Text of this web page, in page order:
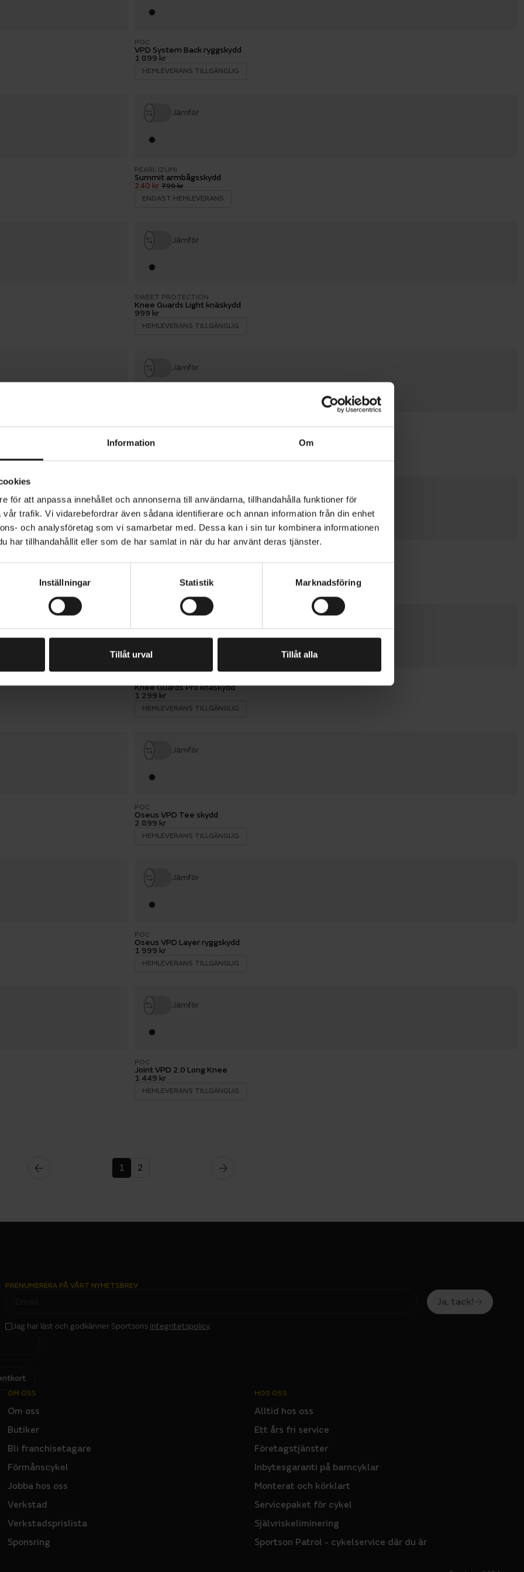
Information Om
för att anpassa innehållet och annonserna till användarna, tillhandahålla funktioner för
trafik. Vi vidarebefordrar även sådana identifierare och annan information från din enhet
och analysföretag som vi samarbetar med. Dessa kan i sin tur kombinera informationen
har tillhandahållit eller som de har samlat in när du har använt deras tjänster.
Inställningar Statistik Marknadsföring
Tillåt urval Tillåt alla
POC
VPD System Back ryggskydd
1 899 kr
HEMLEVERANS TILLGÄNGLIG
Jämför
PEARL IZUMI
Summit armbågsskydd
240 kr 799 kr
ENDAST HEMLEVERANS
Jämför
SWEET PROTECTION
Knee Guards Light knäskydd
999 kr
HEMLEVERANS TILLGÄNGLIG
Jämför
POC
799 kr
Jämför
Spine VPD 2.0 Jacket skydd
HEMLEVERANS TILLGÄNGLIG
Knee Guards Pro knäskydd
1 299 kr
HEMLEVERANS TILLGÄNGLIG
Jämför
POC
Oseus VPD Tee skydd
2 899 kr
HEMLEVERANS TILLGÄNGLIG
Jämför
POC
Oseus VPD Layer ryggskydd
1 999 kr
HEMLEVERANS TILLGÄNGLIG
Jämför
POC
Joint VPD 2.0 Long Knee
1 449 kr
HEMLEVERANS TILLGÄNGLIG
1 2
PRENUMERERA PÅ VÅRT NYHETSBREV
I
Jag har läst och godkänner Sportsons integritetspolicy.
Ja, tack!
OM OSS
Om oss
Butiker
Bli franchisetagare
Förmånscykel
Jobba hos oss
Verkstad
Verkstadsprislista
Sponsring
HOS OSS
Alltid hos oss
Ett års fri service
Företagstjänster
Inbytesgaranti på barncyklar
Monterat och körklart
Servicepaket för cykel
Självriskeliminering
Sportson Patrol - cykelservice där du är